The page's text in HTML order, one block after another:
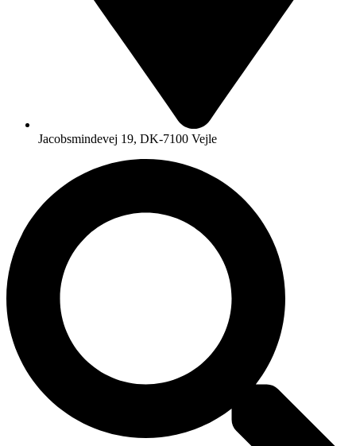
Jacobsmindevej 19, DK-7100 Vejle